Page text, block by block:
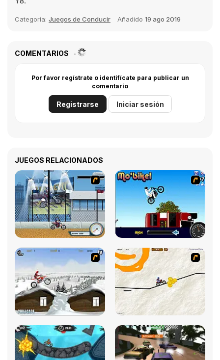
Categoría: Juegos de Conducir Añadido 19 ago 2019
COMENTARIOS
Por favor regístrate o identifícate para publicar un
comentario
Registrarse Iniciar sesión
JUEGOS RELACIONADOS